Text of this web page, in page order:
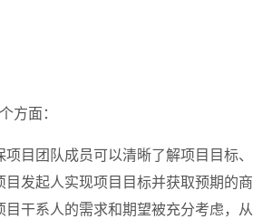
方面：
目团队成员可以清晰了解项目目标
发起人实现项目目标并获取预期的
干系人的需求和期望被充分考虑，